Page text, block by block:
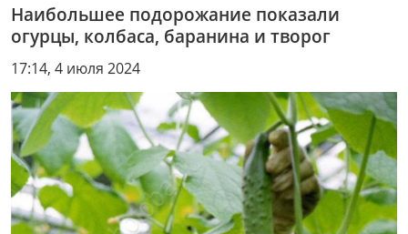
Наибольшее подорожание показали
огурцы, колбаса, баранина и творог
17:14, 4 июля 2024